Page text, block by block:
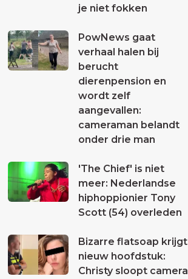
je niet fokken
PowNews gaat
verhaal halen bij
berucht
dierenpension en
wordt zelf
aangevallen:
cameraman belandt
onder drie man
'The Chief' is niet
meer: Nederlandse
hiphoppionier Tony
Scott (54) overleden
Bizarre flatsoap krijgt
nieuw hoofdstuk:
Christy sloopt camera